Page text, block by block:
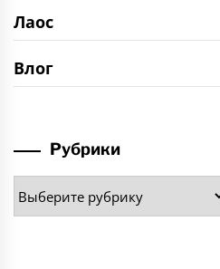
Лаос
Влог
Рубрики
Рубрики